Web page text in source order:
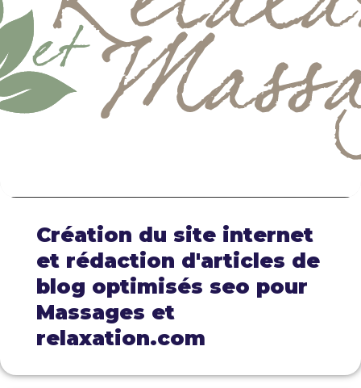
Création du site internet
et rédaction d'articles de
blog optimisés seo pour
Massages et
relaxation.com